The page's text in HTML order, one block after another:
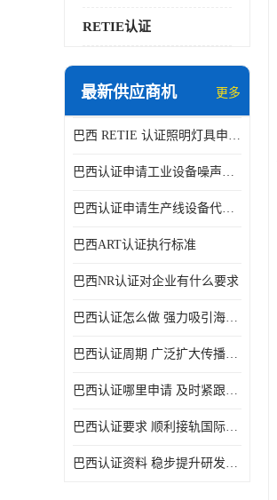
RETIE认证
最新供应商机 更多
巴西 RETIE 认证照明灯具申请 RETIE 认证
巴西认证申请工业设备噪声控制认证规范
巴西认证申请生产线设备代理机构选择
巴西ART认证执行标准
巴西NR认证对企业有什么要求
巴西认证怎么做 强力吸引海外投资
巴西认证周期 广泛扩大传播范围
巴西认证哪里申请 及时紧跟法规变化
巴西认证要求 顺利接轨国际规范
巴西认证资料 稳步提升研发能力